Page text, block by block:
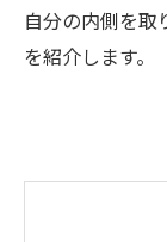
自分の内側を取
を紹介します。